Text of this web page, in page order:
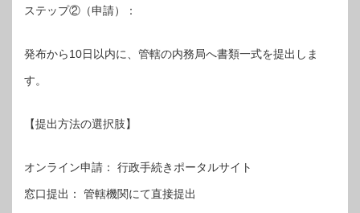
ステップ②（申請）：
発布から10日以内に、管轄の内務局へ書類一式を提出しま
す。
【提出方法の選択肢】
オンライン申請： 行政手続きポータルサイト
窓口提出： 管轄機関にて直接提出